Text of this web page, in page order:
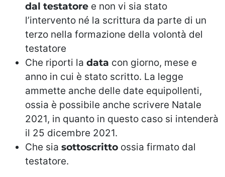
dal testatore e non vi sia stato
l’intervento né la scrittura da parte di un
terzo nella formazione della volontà del
testatore
Che riporti la data con giorno, mese e
anno in cui è stato scritto. La legge
ammette anche delle date equipollenti,
ossia è possibile anche scrivere Natale
2021, in quanto in questo caso si intenderà
il 25 dicembre 2021.
Che sia sottoscritto ossia firmato dal
testatore.